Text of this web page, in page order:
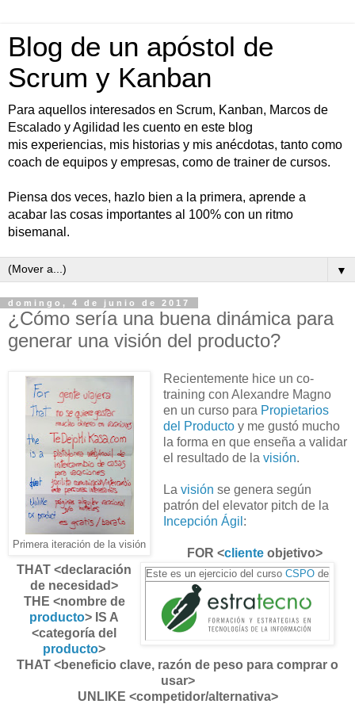
Blog de un apóstol de
Scrum y Kanban
Para aquellos interesados en Scrum, Kanban, Marcos de
Escalado y Agilidad les cuento en este blog
mis experiencias, mis historias y mis anécdotas, tanto como
coach de equipos y empresas, como de trainer de cursos.
Piensa dos veces, hazlo bien a la primera, aprende a
acabar las cosas importantes al 100% con un ritmo
bisemanal.
▼
domingo, 4 de junio de 2017
¿Cómo sería una buena dinámica para
generar una visión del producto?
Primera iteración de la visión
Este es un ejercicio del cursoCSPO de
Recientemente hice un co-
training con Alexandre Magno
en un curso para Propietarios
del Productoy me gustó mucho
la forma en que enseña a validar
el resultado de la visión.
La visión se genera según
patrón del elevator pitch de la
Incepción Ágil :
FOR <cliente objetivo>
THAT <declaración
de necesidad>
THE <nombre de
producto> IS A
<categoría del
producto>
THAT <beneficio clave, razón de peso para comprar o
usar>
UNLIKE <competidor/alternativa>